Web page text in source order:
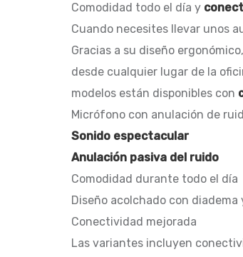
Comodidad todo el día y
Cuando necesites llevar unos
Gracias a su diseño
desde cualquier lugar de la
modelos están disponibles con
Micrófono con anulación de
Sonido espectacular
Anulación pasiva del ruido
Comodidad durante todo el día
Diseño acolchado con diadema
Conectividad mejorada
Las variantes incluyen